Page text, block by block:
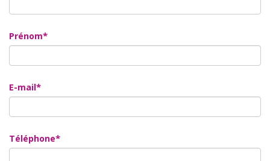
Prénom
E-mail
Téléphone